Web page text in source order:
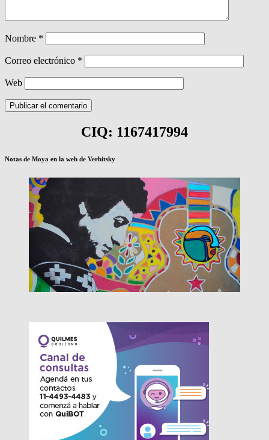
Nombre *
Correo electrónico *
Web
CIQ: 1167417994
Notas de Moya en la web de Verbitsky